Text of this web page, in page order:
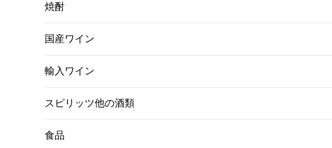
焼酎
国産ワイン
輸入ワイン
スピリッツ他の酒類
食品